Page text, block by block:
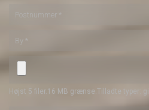
Højst 5 filer. 16 MB grænse. Tilladte typer: